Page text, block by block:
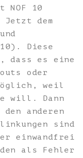
10
dem
10). Diese
dass es eine
oder
weil
will. Dann
anderen
sind
einwandfrei
als Fehler